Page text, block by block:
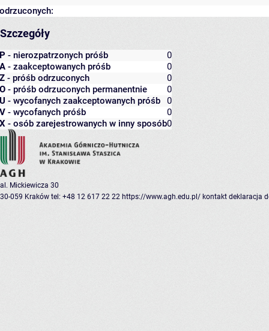
odrzuconych:
Szczegóły
P - nierozpatrzonych próśb
0
A - zaakceptowanych próśb
0
Z - próśb odrzuconych
0
O - próśb odrzuconych permanentnie
0
U - wycofanych zaakceptowanych próśb
0
V - wycofanych próśb
0
X - osób zarejestrowanych w inny sposób0
al. Mickiewicza 30
30-059 Kraków tel: +48 12 617 22 22 https://www.agh.edu.pl/ kontakt deklaracja